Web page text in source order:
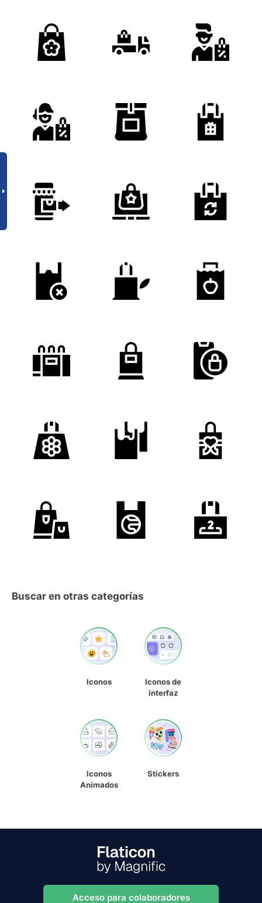
Buscar en otras categorías
Iconos
Iconos de
interfaz
Iconos
Animados
Stickers
Acceso para colaboradores